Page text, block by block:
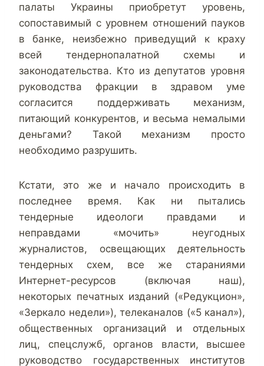
палаты Украины приобретут уровень,
сопоставимый с уровнем отношений пауков
в банке, неизбежно приведущий к краху
всей тендернопалатной схемы и
законодательства. Кто из депутатов уровня
руководства фракции в здравом уме
согласится поддерживать механизм,
питающий конкурентов, и весьма немалыми
деньгами? Такой механизм просто
необходимо разрушить.
Кстати, это же и начало происходить в
последнее время. Как ни пытались
тендерные идеологи правдами и
неправдами «мочить» неугодных
журналистов, освещающих деятельность
тендерных схем, все же стараниями
Интернет-ресурсов (включая наш),
некоторых печатных изданий («Редукцион»,
«Зеркало недели»), телеканалов («5 канал»),
общественных организаций и отдельных
лиц, спецслужб, органов власти, высшее
руководство государственных институтов